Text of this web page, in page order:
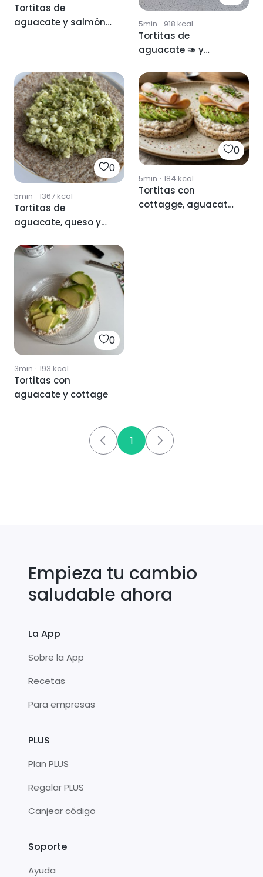
Tortitas de
aguacate y salmón
5min · 918 kcal
Tortitas de
aguacate 🥑 y
0
5min · 1367kcal
Tortitas de
aguacate, queso y
0
5min · 184 kcal
Tortitas con
cottagge, aguacate
0
3min · 193 kcal
Tortitas con
aguacate y cottage
1
Empieza tu cambio
saludable ahora
La App
Sobre la App
Recetas
Para empresas
PLUS
Plan PLUS
Regalar PLUS
Canjear código
Soporte
Ayuda